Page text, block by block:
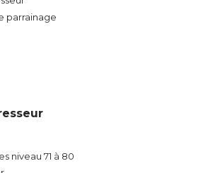
parrainage
niveau 71 à 80